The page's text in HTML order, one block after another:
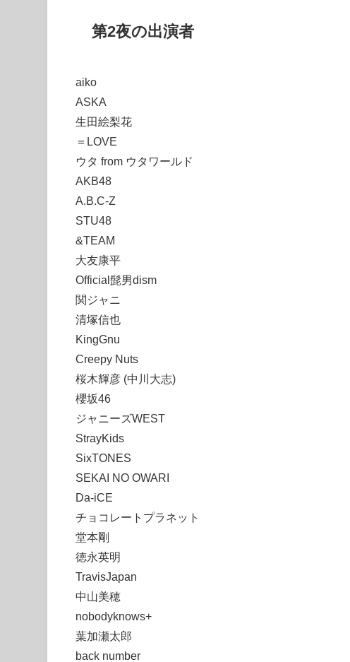
第2夜の出演者
aiko
ASKA
生田絵梨花
＝LOVE
ウタ from ウタワールド
AKB48
A.B.C-Z
STU48
&TEAM
大友康平
Official髭男dism
関ジャニ∞
清塚信也
KingGnu
Creepy Nuts
桜木輝彦 (中川大志)
櫻坂46
ジャニーズWEST
StrayKids
SixTONES
SEKAI NO OWARI
Da-iCE
チョコレートプラネット
堂本剛
徳永英明
TravisJapan
中山美穂
nobodyknows+
葉加瀬太郎
back number